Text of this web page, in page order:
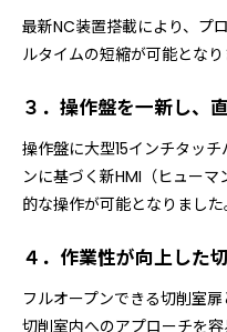
最新NC装置搭載により、プ
ルタイムの短縮が可能となり
３．操作盤を一新し、
操作盤に大型15インチタッ
ンに基づく新HMI（ヒュー
的な操作が可能となりました
４．作業性が向上した
フルオープンできる切削室
切削室内へのアプローチを